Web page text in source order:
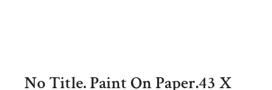
No Title. Paint On Paper.43 X